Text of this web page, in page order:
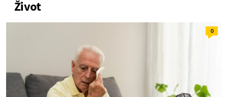
Život
0